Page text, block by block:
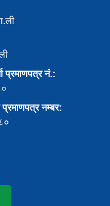
प्रमाणपत्र नं.:
नम्बर: